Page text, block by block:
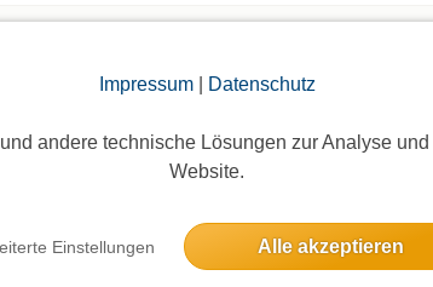
Impressum| Datenschutz
andere technische Lösungen zur Analyse
Website.
Einstellungen Alle akzeptieren